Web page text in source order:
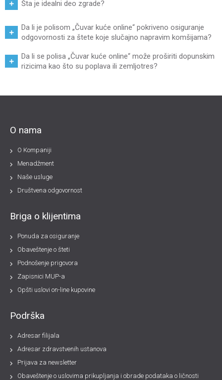
Šta je idealni deo zgrade?
Da li je polisom „Čuvar kuće online“ pokriveno osiguranje
odgovornosti za štete koje slučajno napravim komšijama?
Da li se polisa „Čuvar kuće online“ može proširiti dopunskim
rizicima kao što su poplava ili zemljotres?
O nama
O Kompaniji
Menadžment
Naše usluge
Društvena odgovornost
Briga o klijentima
Ponuda za osiguranje
Obaveštenje o šteti
Podnošenje prigovora
Zapisnici MUP-a
Opšti uslovi on-line kupovine
Podrška
Adresar filijala
Adresar zdravstvenih ustanova
Prijava za newsletter
Obaveštenje o uslovima prikupljanja i obrade podataka o ličnosti